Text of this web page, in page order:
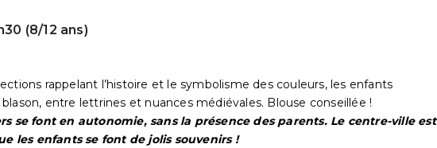
(8/12 ans)
rappelant l’histoire et le symbolisme des couleurs, les enfants
entre lettrines et nuances médiévales. Blouse conseillée !
se font en autonomie, sans la présence des parents. Le centre-ville est
les enfants se font de jolis souvenirs !